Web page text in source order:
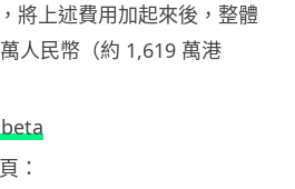
將上述費用加起來後，整體
人民幣（約 1,619 萬港
：